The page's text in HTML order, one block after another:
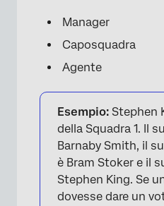
Manager
Caposquadra
Agente
Esempio: Stephen
della Squadra 1. Il
Barnaby Smith, il
è Bram Stoker e il
Stephen King. Se
dovesse dare un